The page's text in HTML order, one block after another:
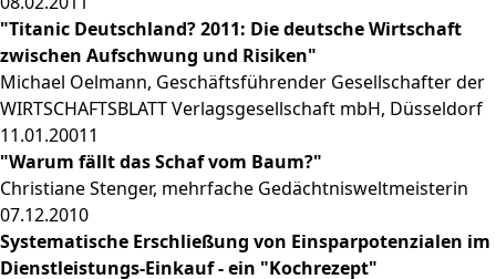
"Titanic Deutschland? 2011: Die deutsche Wirtschaft
zwischen Aufschwung und Risiken"
Michael Oelmann, Geschäftsführender Gesellschafter der
WIRTSCHAFTSBLATT Verlagsgesellschaft mbH, Düsseldorf
11.01.20011
"Warum fällt das Schaf vom Baum?"
Christiane Stenger, mehrfache Gedächtnisweltmeisterin
07.12.2010
Systematische Erschließung von Einsparpotenzialen im
Dienstleistungs-Einkauf - ein "Kochrezept"